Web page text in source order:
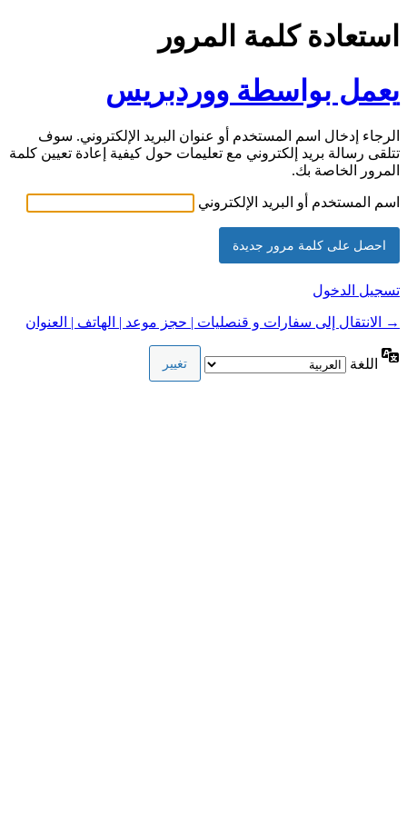
استعادة كلمة المرور
يعمل بواسطة ووردبريس
الرجاء إدخال اسم المستخدم أو عنوان البريد الإلكتروني. سوف
تتلقى رسالة بريد إلكتروني مع تعليمات حول كيفية إعادة تعيين كلمة
المرور الخاصة بك.
اسم المستخدم أو البريد الإلكتروني
تسجيل الدخول
→ الانتقال إلى سفارات و قنصليات | حجز موعد | الهاتف | العنوان
اللغة